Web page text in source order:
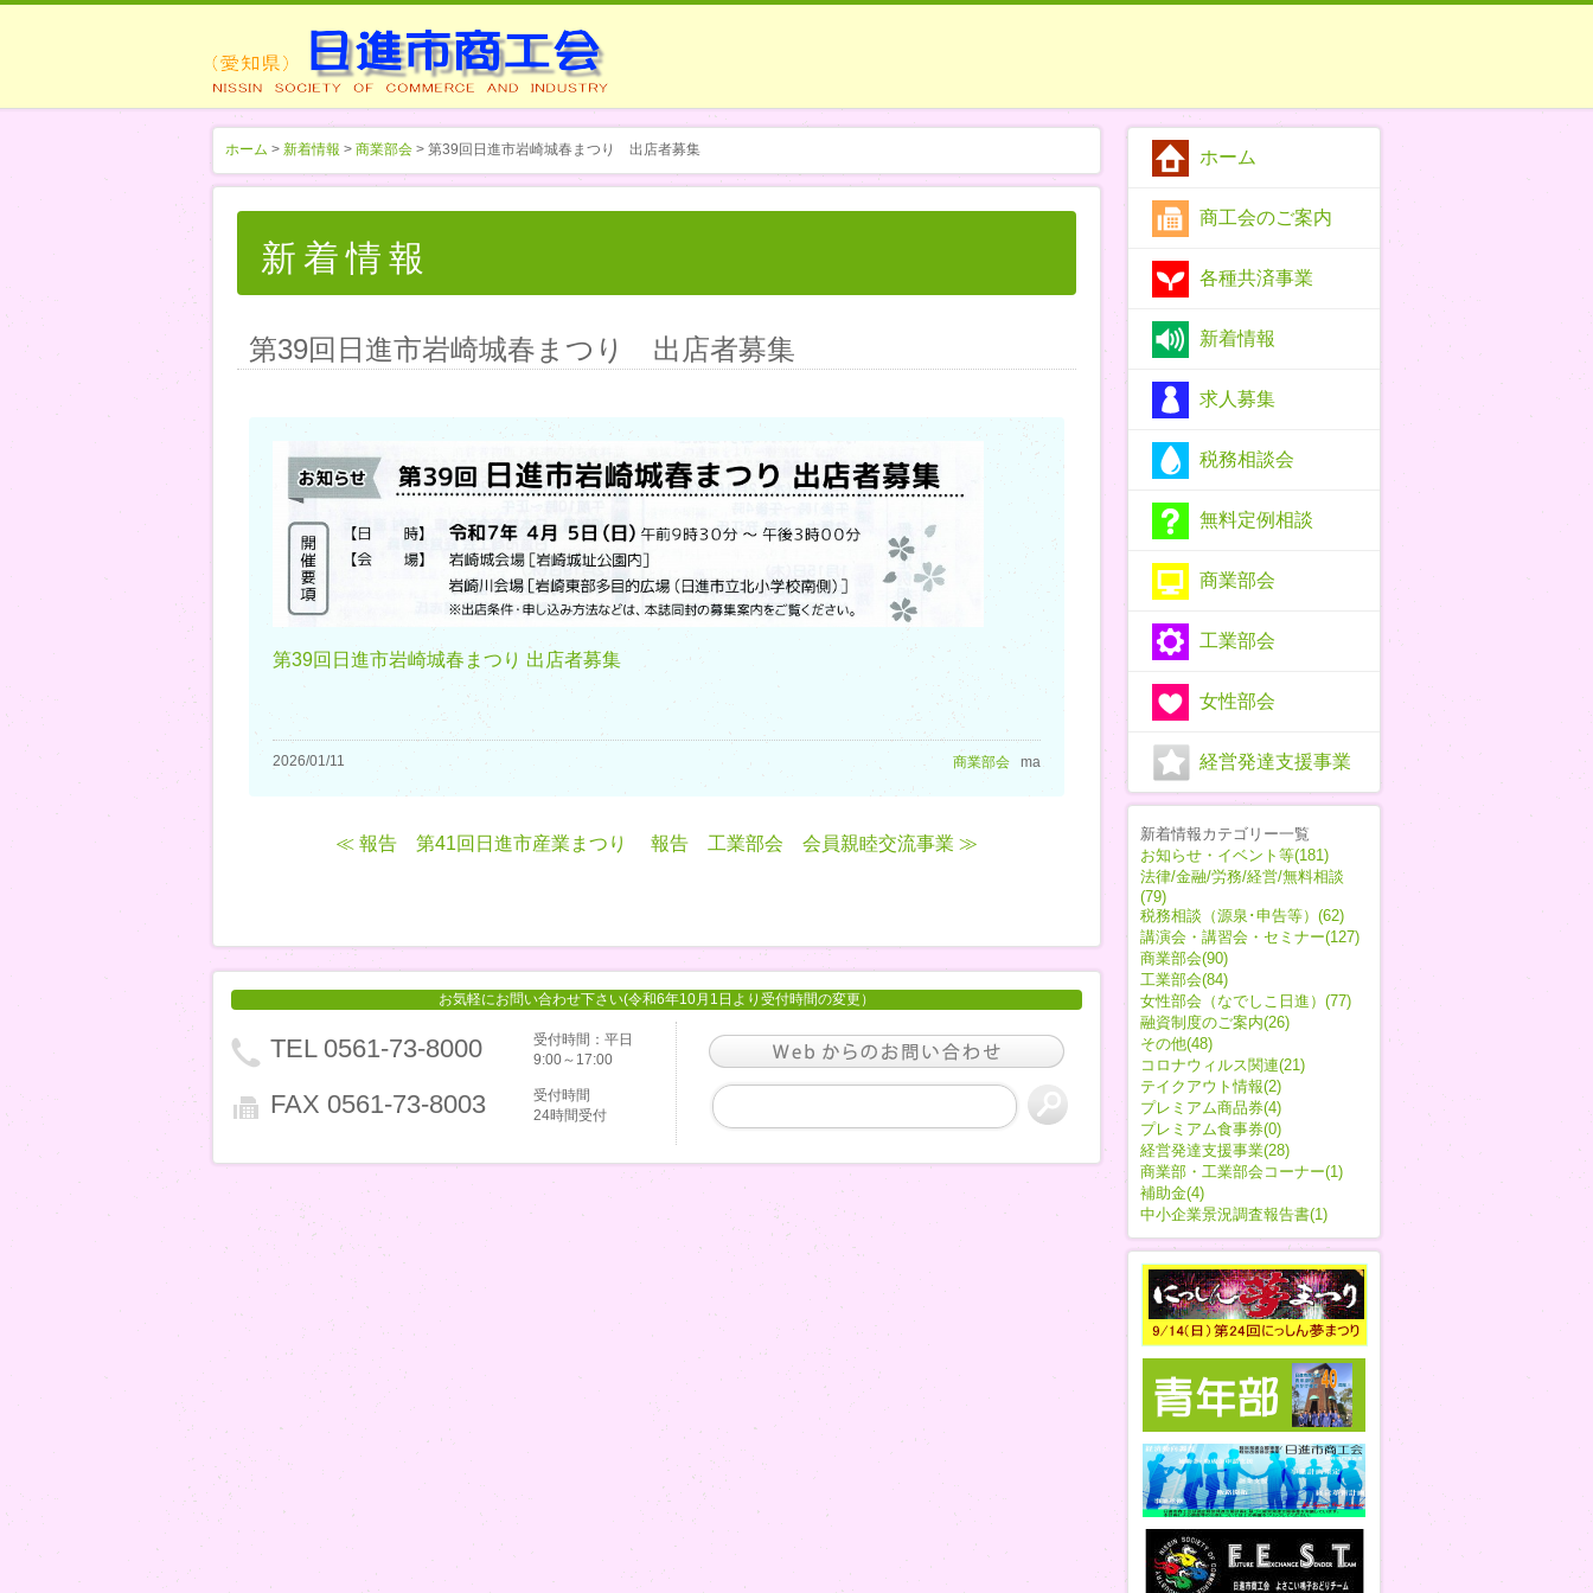
ホーム
商工会のご案内
各種共済事業
新着情報
求人募集
税務相談会
無料定例相談
商業部会
工業部会
女性部会
経営発達支援事業
新着情報カテゴリー一覧
お知らせ・イベント等(181)
法律/金融/労務/経営/無料相談
(79)
税務相談（源泉･申告等）(62)
講演会・講習会・セミナー(127)
商業部会(90)
工業部会(84)
女性部会（なでしこ日進）(77)
融資制度のご案内(26)
その他(48)
コロナウィルス関連(21)
テイクアウト情報(2)
プレミアム商品券(4)
プレミアム食事券(0)
経営発達支援事業(28)
商業部・工業部会コーナー(1)
補助金(4)
中小企業景況調査報告書(1)
ホーム > 新着情報 > 商業部会 > 第39回日進市岩崎城春まつり 出店者募集
新着情報
第39回日進市岩崎城春まつり 出店者募集
第39回日進市岩崎城春まつり 出店者募集
2026/01/11 商業部会 ma
≪ 報告 第41回日進市産業まつり 報告 工業部会 会員親睦交流事業 ≫
お気軽にお問い合わせ下さい(令和6年10月1日より受付時間の変更）
TEL 0561-73-8000
受付時間：平日
9:00～17:00
FAX 0561-73-8003
受付時間
24時間受付